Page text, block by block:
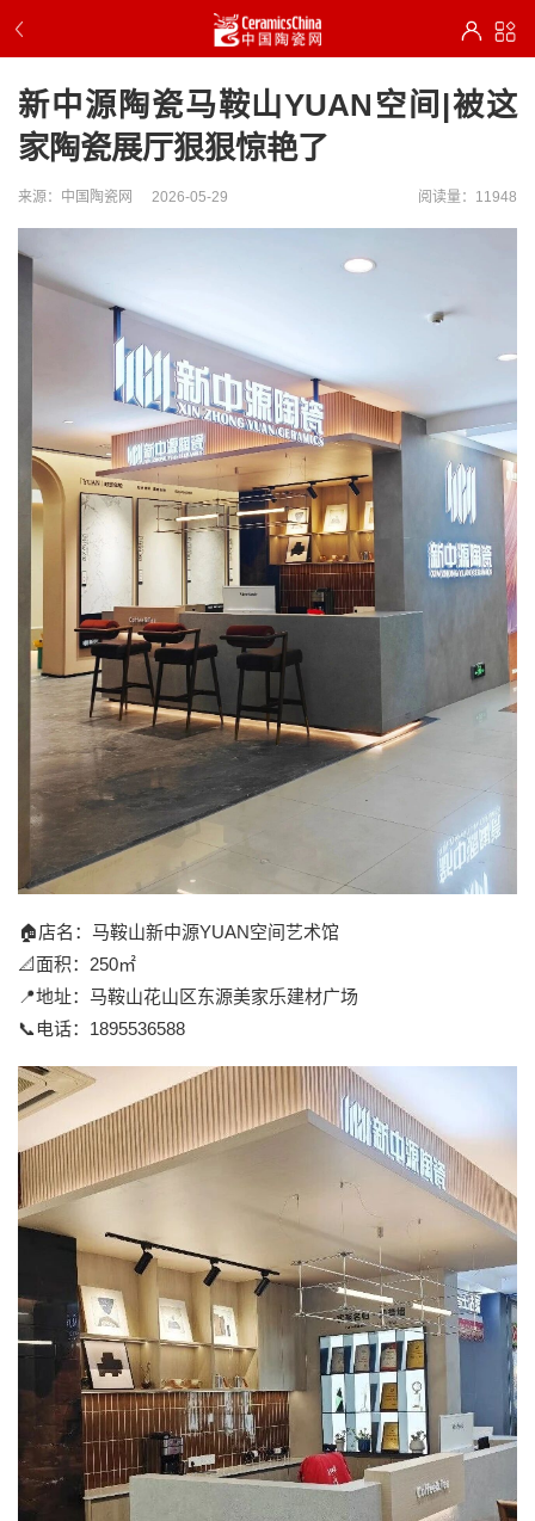
新中源陶瓷马鞍山YUAN空间|被这
家陶瓷展厅狠狠惊艳了
来源：中国陶瓷网 2026-05-29 阅读量：11948
🏠店名：马鞍山新中源YUAN空间艺术馆
📐面积：250㎡
📍地址：马鞍山花山区东源美家乐建材广场
📞电话：1895536588